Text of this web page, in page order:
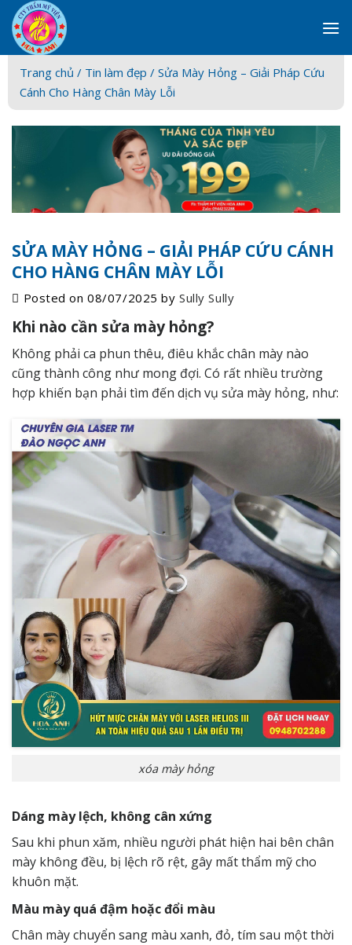
Skip
to
content
Trang chủ / Tin làm đẹp / Sửa Mày Hỏng – Giải Pháp Cứu
Cánh Cho Hàng Chân Mày Lỗi
SỬA MÀY HỎNG – GIẢI PHÁP CỨU CÁNH
CHO HÀNG CHÂN MÀY LỖI
Posted on08/07/2025 bySully Sully
Khi nào cần sửa mày hỏng?
Không phải ca phun thêu, điêu khắc chân mày nào
cũng thành công như mong đợi. Có rất nhiều trường
hợp khiến bạn phải tìm đến dịch vụ sửa mày hỏng, như:
xóa mày hỏng
Dáng mày lệch, không cân xứng
Sau khi phun xăm, nhiều người phát hiện hai bên chân
mày không đều, bị lệch rõ rệt, gây mất thẩm mỹ cho
khuôn mặt.
Màu mày quá đậm hoặc đổi màu
Chân mày chuyển sang màu xanh, đỏ, tím sau một thời